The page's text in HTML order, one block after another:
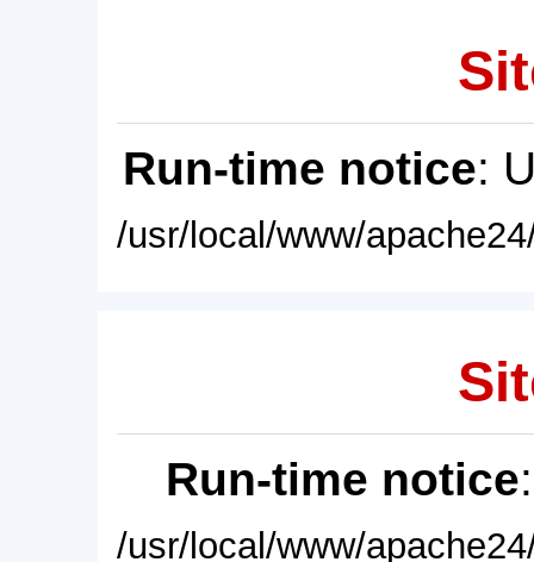
Run-time notice:
/usr/local/www/
Run-time notice
/usr/local/www/